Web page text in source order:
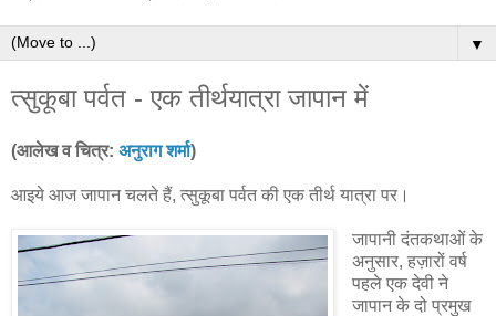
▼
त्सुकूबा पर्वत - एक तीर्थयात्रा जापान में
(आलेख व चित्र: अनुराग शर्मा)
आइये आज जापान चलते हैं, त्सुकूबा पर्वत की एक तीर्थ यात्रा पर।
जापानी दंतकथाओं के
अनुसार, हज़ारों वर्ष
पहले एक देवी ने
जापान के दो प्रमुख